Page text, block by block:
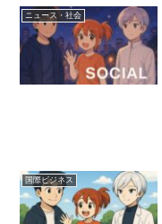
ニュース・社会
国際ビジネス